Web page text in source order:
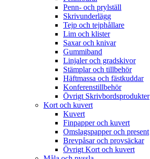
Penn- och prylställ
Skrivunderlägg
Tejp och tejphållare
Lim och klister
Saxar och knivar
Gummiband
Linjaler och gradskivor
Stämplar och tillbehör
Häftmassa och fästkuddar
Konferenstillbehör
Övrigt Skrivbordsprodukter
Kort och kuvert
Kuvert
Finpapper och kuvert
Omslagspapper och present
Brevpåsar och provsäckar
Övrigt Kort och kuvert